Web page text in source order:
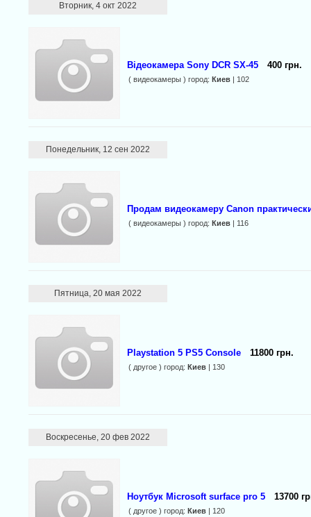
Вторник, 4 окт 2022
Відеокамера Sony DCR SX-45 400 грн.
( видеокамеры ) город: Киев| 102
Понедельник, 12 сен 2022
Продам видеокамеру Canon
( видеокамеры ) город: Киев| 116
Пятница, 20 мая 2022
Playstation 5 PS5 Console 11800 грн.
( другое ) город: Киев| 130
Воскресенье, 20 фев 2022
Ноутбук Microsoft surface pro 5 13700
( другое ) город: Киев| 120